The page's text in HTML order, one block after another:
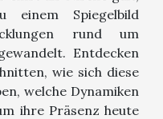
einem Spiegelbild
rund um
Entdecken
wie sich diese
welche Dynamiken
ihre Präsenz heute